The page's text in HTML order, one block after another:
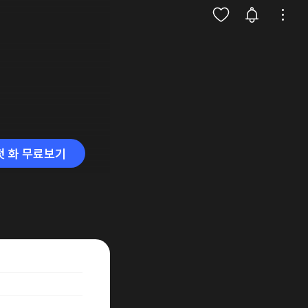
화 무료보기